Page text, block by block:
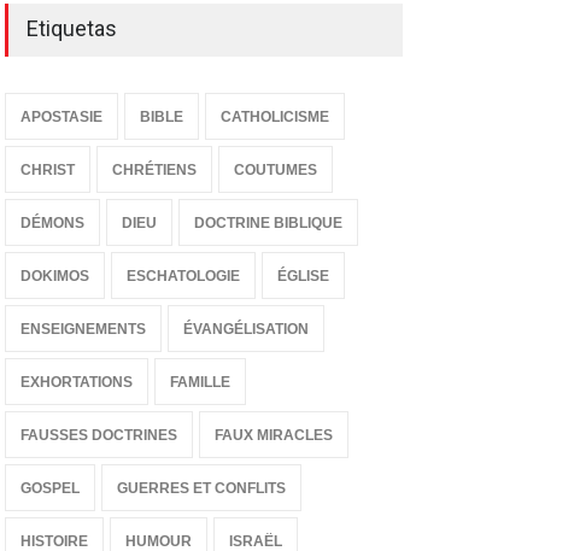
La fe, fuente de salvación
Etiquetas
APOSTASIE BIBLE CATHOLICISME
CHRIST CHRÉTIENS COUTUMES
DÉMONS DIEU DOCTRINE BIBLIQUE
DOKIMOS ESCHATOLOGIE ÉGLISE
ENSEIGNEMENTS ÉVANGÉLISATION
EXHORTATIONS FAMILLE
FAUSSES DOCTRINES FAUX MIRACLES
GOSPEL GUERRES ET CONFLITS
HISTOIRE HUMOUR ISRAËL